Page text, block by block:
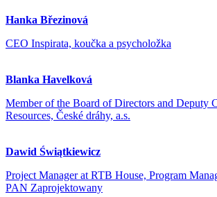
Hanka Březinová
CEO Inspirata, koučka a psycholožka
Blanka Havelková
Member of the Board of Directors and Deputy
Resources, České dráhy, a.s.
Dawid Świątkiewicz
Project Manager at RTB House, Program
PAN Zaprojektowany